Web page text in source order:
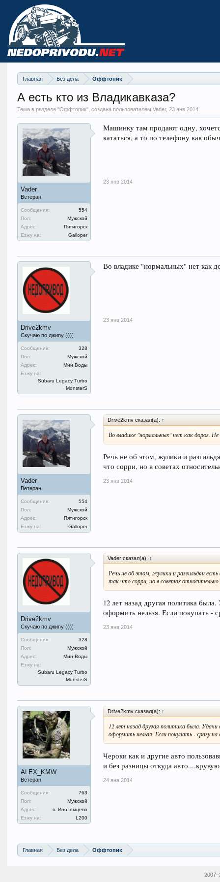
Главная Без дела Оффтопик
А есть кто из Владикавказа?
Тема в разделе "Оффтопик", создана пользователем Vader, 23 янв 2014.
Vader
Ветеран
Сообщения:
554
Пол:
Мужской
Адрес:
Пятигорск
Езжу на:
Galloper
Машинку там продают одну,
кататься, а то по телефону как
23 янв 2014
Drive2kmv
Скучаю по джипу ((((
Сообщения:
328
Пол:
Мужской
Адрес:
Мин Воды
Езжу на:
Subaru Legacy Turbo
MonsterS
Во владике "нормальных" нет как
23 янв 2014
Vader
Ветеран
Сообщения:
554
Пол:
Мужской
Адрес:
Пятигорск
Езжу на:
Galloper
Drive2kmv сказал(а): ↑
Во владике "нормальных" нет как дорог.
Речь не об этом, жулики и
что сорри, но в советах
23 янв 2014
Drive2kmv
Скучаю по джипу ((((
Сообщения:
328
Пол:
Мужской
Адрес:
Мин Воды
Езжу на:
Subaru Legacy Turbo
MonsterS
Vader сказал(а): ↑
Речь не об этом, жулики и разгильдяи
так что сорри, но в советах
12 лет назад другая политика
оформить нельзя. Если покупать -
23 янв 2014
ALEX_KMW
Ветеран
Сообщения:
763
Пол:
Мужской
Адрес:
п. Иноземцево
Езжу на:
L200
Drive2kmv сказал(а): ↑
12 лет назад другая политика была.
оформить нельзя. Если покупать - сразу на
Чероки как и другие авто
и без разницы откуда
24 янв 2014
Главная Без дела Оффтопик
2007–